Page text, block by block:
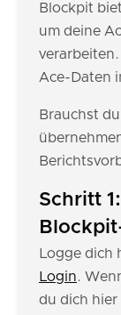
Blockpit
um deine
Ace-Daten
Brauchst
Schritt
Logge dich
Login.
du dich